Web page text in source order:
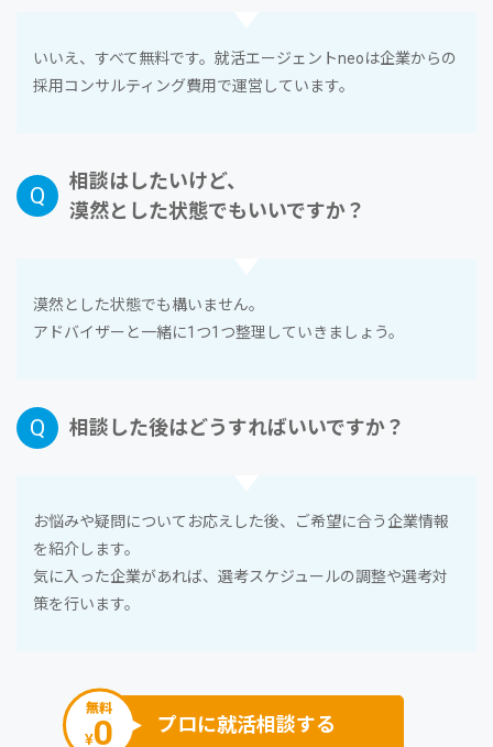
いいえ、すべて無料です。就活エージェントneoは企業からの
採⽤コンサルティング費⽤で運営しています。
相談はしたいけど、
漠然とした状態でもいいですか？
漠然とした状態でも構いません。
アドバイザーと⼀緒に1つ1つ整理していきましょう。
相談した後はどうすればいいですか？
お悩みや疑問についてお応えした後、ご希望に合う企業情報
を紹介します。
気に⼊った企業があれば、選考スケジュールの調整や選考対
策を⾏います。
無料
¥0 プロに就活相談する